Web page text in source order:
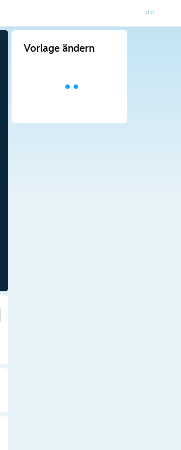
Vorlage ändern